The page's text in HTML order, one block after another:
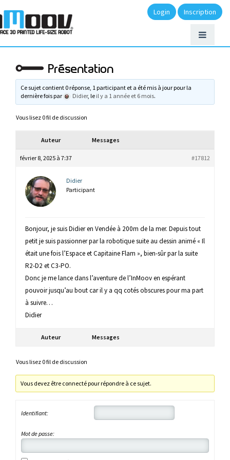
Login Inscription
Présentation
Ce sujet contient 0 réponse, 1 participant et a été mis à jour pour la
dernière fois par
Didier, le il y a 1 année et 6 mois.
Vous lisez 0 fil de discussion
Auteur Messages
février 8, 2025 à 7:37 #17812
Didier
Participant
Bonjour, je suis Didier en Vendée à 200m de la mer. Depuis tout
petit je suis passionner par la robotique suite au dessin animé « Il
était une fois l’Espace et Capitaine Flam », bien-sûr par la suite
R2-D2 et C3-PO.
Donc je me lance dans l’aventure de l’InMoov en espérant
pouvoir jusqu’au bout car il y a qq cotés obscures pour ma part
à suivre…
Didier
Auteur Messages
Vous lisez 0 fil de discussion
Vous devez être connecté pour répondre à ce sujet.
Identifiant:
Mot de passe: